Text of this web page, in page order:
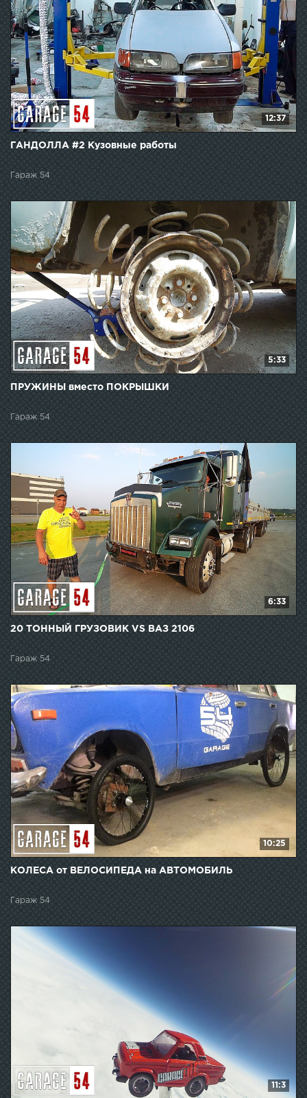
12:37
ГАНДОЛЛА #2 Кузовные работы
Гараж 54
5:33
ПРУЖИНЫ вместо ПОКРЫШКИ
Гараж 54
6:33
20 ТОННЫЙ ГРУЗОВИК VS ВАЗ 2106
Гараж 54
10:25
КОЛЕСА от ВЕЛОСИПЕДА на АВТОМОБИЛЬ
Гараж 54
11:3